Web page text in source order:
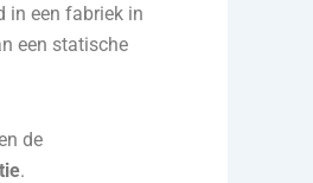
in een fabriek in
een statische
de
.